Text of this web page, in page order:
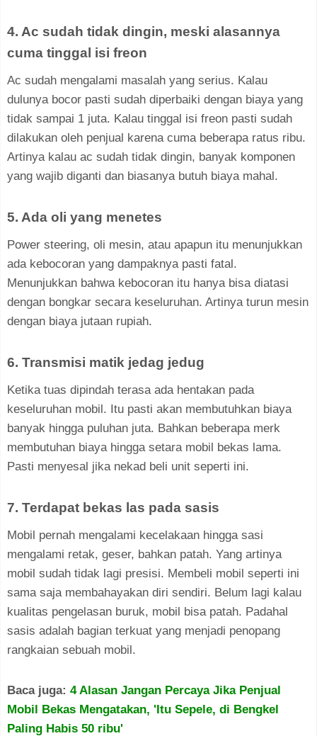
4. Ac sudah tidak dingin, meski alasannya
cuma tinggal isi freon
Ac sudah mengalami masalah yang serius. Kalau
dulunya bocor pasti sudah diperbaiki dengan biaya yang
tidak sampai 1 juta. Kalau tinggal isi freon pasti sudah
dilakukan oleh penjual karena cuma beberapa ratus ribu.
Artinya kalau ac sudah tidak dingin, banyak komponen
yang wajib diganti dan biasanya butuh biaya mahal.
5. Ada oli yang menetes
Power steering, oli mesin, atau apapun itu menunjukkan
ada kebocoran yang dampaknya pasti fatal.
Menunjukkan bahwa kebocoran itu hanya bisa diatasi
dengan bongkar secara keseluruhan. Artinya turun mesin
dengan biaya jutaan rupiah.
6. Transmisi matik jedag jedug
Ketika tuas dipindah terasa ada hentakan pada
keseluruhan mobil. Itu pasti akan membutuhkan biaya
banyak hingga puluhan juta. Bahkan beberapa merk
membutuhan biaya hingga setara mobil bekas lama.
Pasti menyesal jika nekad beli unit seperti ini.
7. Terdapat bekas las pada sasis
Mobil pernah mengalami kecelakaan hingga sasi
mengalami retak, geser, bahkan patah. Yang artinya
mobil sudah tidak lagi presisi. Membeli mobil seperti ini
sama saja membahayakan diri sendiri. Belum lagi kalau
kualitas pengelasan buruk, mobil bisa patah. Padahal
sasis adalah bagian terkuat yang menjadi penopang
rangkaian sebuah mobil.
Baca juga: 4 Alasan Jangan Percaya Jika Penjual
Mobil Bekas Mengatakan, 'Itu Sepele, di Bengkel
Paling Habis 50 ribu'